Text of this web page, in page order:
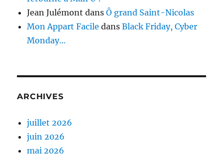
Jean Julémont dansÔ grand Saint-Nicolas
Mon Appart Facile dansBlack Friday, Cyber
Monday…
ARCHIVES
juillet 2026
juin 2026
mai 2026